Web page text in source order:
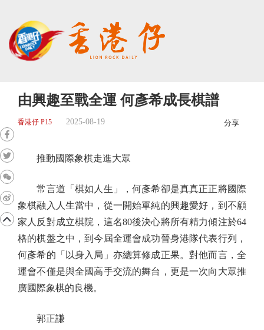
由興趣至戰全運 何彥希成長棋譜
香港仔 P15 2025-08-19 分享
推動國際象棋走進大眾
常言道「棋如人生」，何彥希卻是真真正正將國際
象棋融入人生當中，從一開始單純的興趣愛好，到不顧
家人反對成立棋院，這名80後決心將所有精力傾注於64
格的棋盤之中，到今屆全運會成功晉身港隊代表行列，
何彥希的「以身入局」亦總算修成正果。對他而言，全
運會不僅是與全國高手交流的舞台，更是一次向大眾推
廣國際象棋的良機。
郭正謙